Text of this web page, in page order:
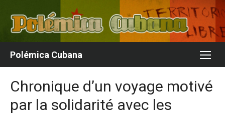
contenu
Polémica Cubana
Chronique d’un voyage motivé
par la solidarité avec les